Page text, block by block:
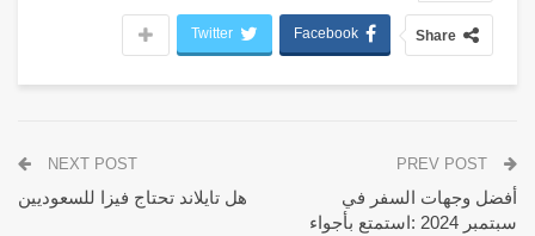
Share
Facebook
Twitter
أفضل وجهات السفر في
سبتمبر 2024 :استمتع بأجواء
NEXT POST
هل تايلاند تحتاج فيزا للسعوديين